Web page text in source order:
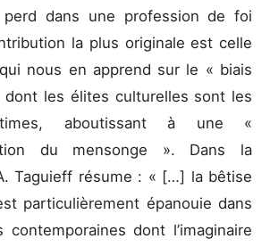
dans une profession de foi
la plus originale est celle
nous en apprend sur le « biais
les élites culturelles sont les
aboutissant à une «
du mensonge ». Dans la
Taguieff résume : « […] la bêtise
particulièrement épanouie dans
contemporaines dont l’imaginaire